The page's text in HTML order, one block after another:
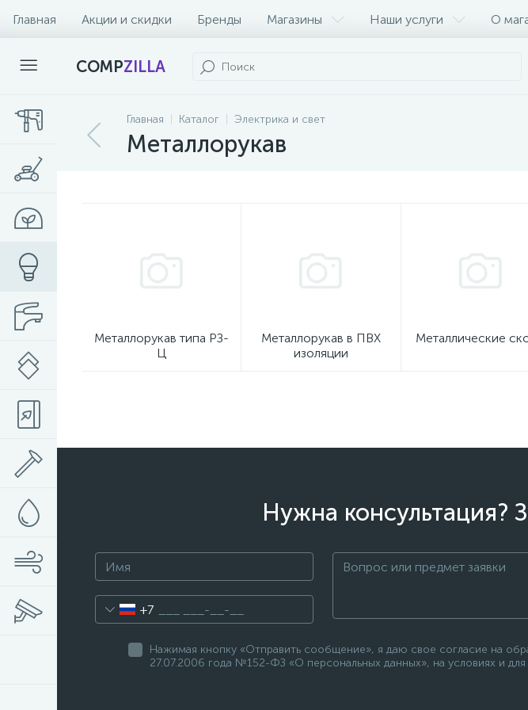
Главная Акции и скидки Бренды Магазины Наши услуги О
COMPZILLA
Главная Каталог Электрика и свет
Металлорукав
Металлорукав типа РЗ-
Ц
Металлорукав в ПВХ
изоляции
Металлические
Нужна консультация?
+7
Нажимая кнопку «Отправить сообщение», я даю свое согласие на
27.07.2006 года №152-ФЗ «О персональных данных», на условиях и